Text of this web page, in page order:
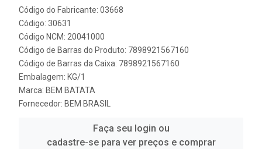
Código do Fabricante: 03668
Código: 30631
Código NCM: 20041000
Código de Barras do Produto: 7898921567160
Código de Barras da Caixa: 7898921567160
Embalagem: KG/1
Marca: BEM BATATA
Fornecedor: BEM BRASIL
Faça seu login ou
cadastre-se para ver preços e comprar